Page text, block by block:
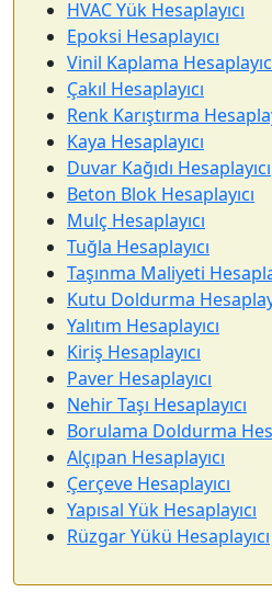
HVAC Yük Hesaplayıcı
Epoksi Hesaplayıcı
Vinil Kaplama
Çakıl Hesaplayıcı
Renk Karıştırma
Kaya Hesaplayıcı
Duvar Kağıdı Hesaplayıcı
Beton Blok Hesaplayıcı
Mulç Hesaplayıcı
Tuğla Hesaplayıcı
Taşınma Maliyeti
Kutu Doldurma
Yalıtım Hesaplayıcı
Kiriş Hesaplayıcı
Paver Hesaplayıcı
Nehir Taşı Hesaplayıcı
Borulama Doldurma
Alçıpan Hesaplayıcı
Çerçeve Hesaplayıcı
Yapısal Yük Hesaplayıcı
Rüzgar Yükü Hesaplayıcı